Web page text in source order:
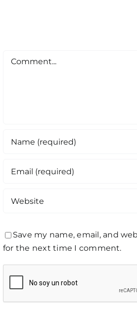
Comment
Save my name, email, and
for the next time I comment.